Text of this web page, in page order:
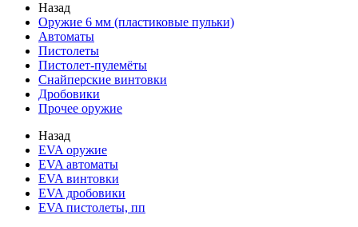
Назад
Оружие 6 мм (пластиковые пульки)
Автоматы
Пистолеты
Пистолет-пулемёты
Снайперские винтовки
Дробовики
Прочее оружие
Назад
EVA оружие
EVA автоматы
EVA винтовки
EVA дробовики
EVA пистолеты, пп